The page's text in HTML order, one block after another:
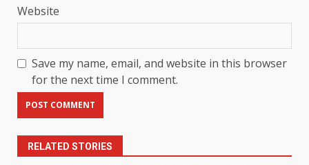
Website
Save my name, email, and website in this browser
for the next time I comment.
RELATED STORIES